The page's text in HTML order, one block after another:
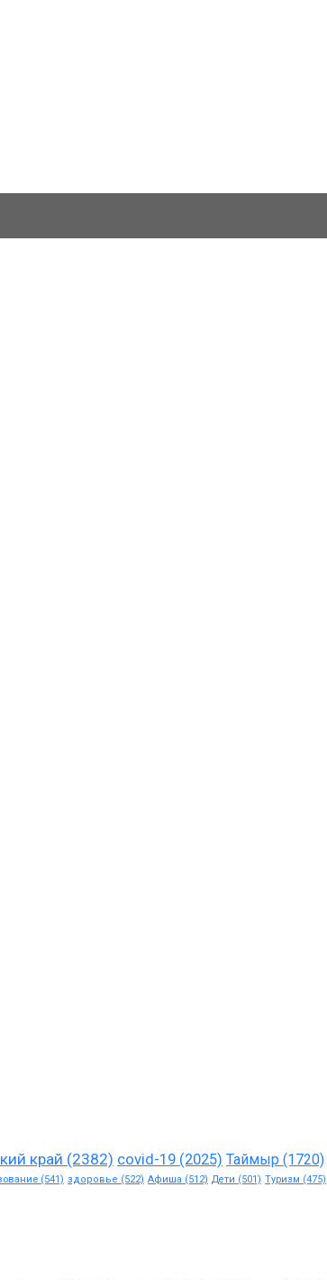
край (2382) covid-19 (2025) Таймыр (1720)
(541) здоровье (522) Афиша (512) Дети (501) Туризм (475)